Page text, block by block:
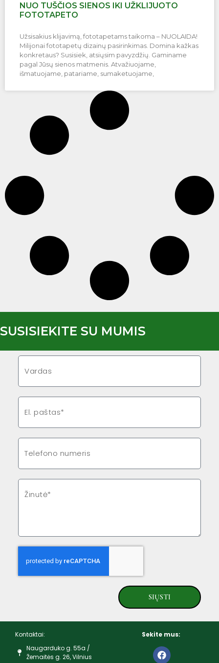
NUO TUŠČIOS SIENOS IKI UŽKLIJUOTO
FOTOTAPETO
Užsisakius klijavimą, fototapetams taikoma – NUOLAIDA!
Milijonai fototapetų dizainų pasirinkimas. Domina kažkas
konkretaus? Susisiek, atsiųsim pavyzdžių. Gaminame
pagal Jūsų sienos matmenis. Atvažiuojame,
išmatuojame, patariame, sumaketuojame,
SUSISIEKITE SU MUMIS
SIŲSTI
Kontaktai:
Naugarduko g. 55a /
Žemaitės g. 26, Vilnius
Sekite mus: